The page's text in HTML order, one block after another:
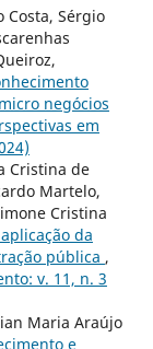
Costa, Sérgio
negócios
em
Cristina de
Martelo,
Cristina
da
pública ,
v. 11, n. 3
Maria Araújo
e